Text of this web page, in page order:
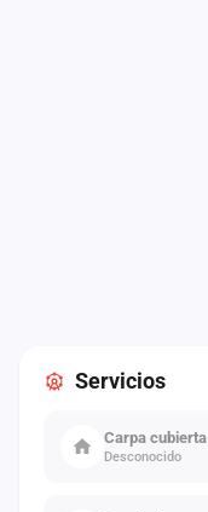
Servicios
Carpa cubierta
Desconocido